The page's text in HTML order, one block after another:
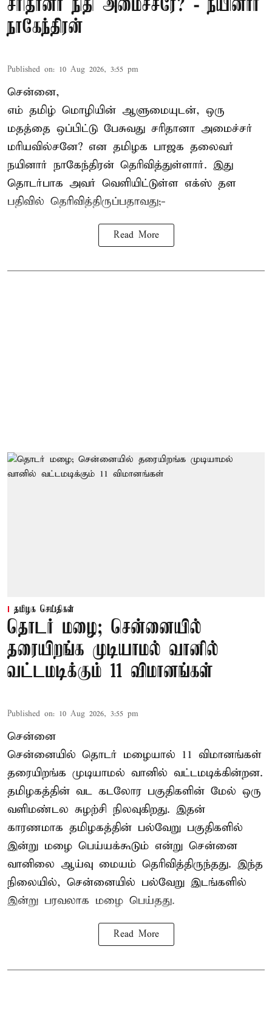
சரிதானா நிதி அமைச்சரே? - நயினார்
நாகேந்திரன்
Published on: 10 Aug 2026, 3:55 pm
சென்னை,
எம் தமிழ் மொழியின் ஆளுமையுடன், ஒரு
மதத்தை ஒப்பிட்டு பேசுவது சரிதானா அமைச்சர்
மரியவில்சனே? என தமிழக பாஜக தலைவர்
நயினார் நாகேந்திரன் தெரிவித்துள்ளார். இது
தொடர்பாக அவர் வெளியிட்டுள்ள எக்ஸ் தள
பதிவில் தெரிவித்திருப்பதாவது;-
Read More
தமிழக செய்திகள்
தொடர் மழை; சென்னையில்
தரையிறங்க முடியாமல் வானில்
வட்டமடிக்கும் 11 விமானங்கள்
Published on: 10 Aug 2026, 3:55 pm
சென்னை
சென்னையில் தொடர் மழையால் 11 விமானங்கள்
தரையிறங்க முடியாமல் வானில் வட்டமடிக்கின்றன.
தமிழகத்தின் வட கடலோர பகுதிகளின் மேல் ஒரு
வளிமண்டல சுழற்சி நிலவுகிறது. இதன்
காரணமாக தமிழகத்தின் பல்வேறு பகுதிகளில்
இன்று மழை பெய்யக்கூடும் என்று சென்னை
வானிலை ஆய்வு மையம் தெரிவித்திருந்தது. இந்த
நிலையில், சென்னையில் பல்வேறு இடங்களில்
இன்று பரவலாக மழை பெய்தது.
Read More